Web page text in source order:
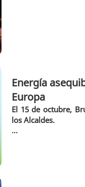
Energía
Europa
El 15 de octubre,
los Alcaldes.
...